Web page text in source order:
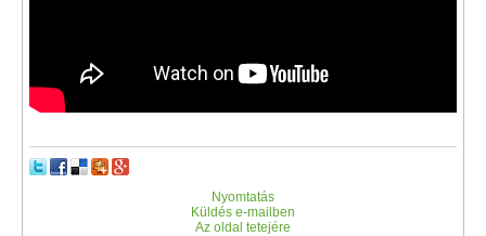
Nyomtatás
Küldés e-mailben
Az oldal tetejére